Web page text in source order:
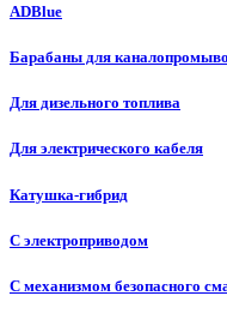
ADBlue
Барабаны для
Для дизельного топлива
Для электрического кабеля
Катушка-гибрид
С электроприводом
С механизмом безопасного